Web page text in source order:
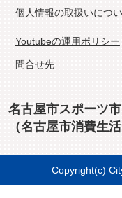
個人情報の取扱いにつ
Youtubeの運用ポリシー
問合せ先
名古屋市スポーツ
（名古屋市消費生
Copyright(c)